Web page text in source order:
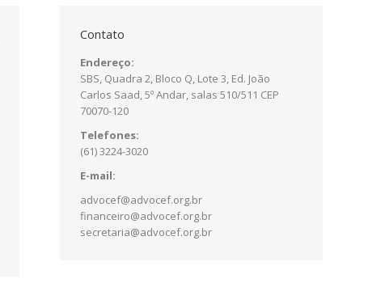
Contato
Endereço:
SBS, Quadra 2, Bloco Q, Lote 3, Ed. João
Carlos Saad, 5º Andar, salas 510/511 CEP
70070-120
Telefones:
(61) 3224-3020
E-mail:
advocef@advocef.org.br
financeiro@advocef.org.br
secretaria@advocef.org.br